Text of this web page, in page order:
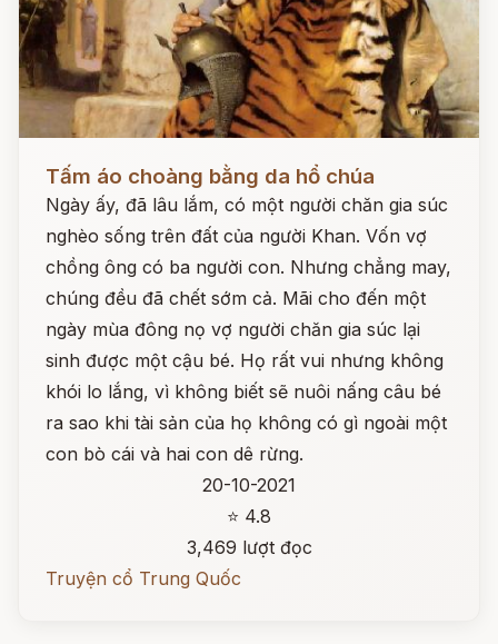
Đọc ngay
Tấm áo choàng bằng da hổ chúa
Ngày ấy, đã lâu lắm, có một người chăn gia súc
nghèo sống trên đất của người Khan. Vốn vợ
chồng ông có ba người con. Nhưng chẳng may,
chúng đều đã chết sớm cả. Mãi cho đến một
ngày mùa đông nọ vợ người chăn gia súc lại
sinh được một cậu bé. Họ rất vui nhưng không
khói lo lắng, vì không biết sẽ nuôi nấng câu bé
ra sao khi tài sản của họ không có gì ngoài một
con bò cái và hai con dê rừng.
20-10-2021
⭐ 4.8
3,469 lượt đọc
Truyện cổ Trung Quốc